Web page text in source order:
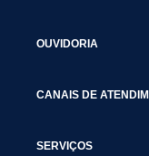
OUVIDORIA
CANAIS DE
SERVIÇOS